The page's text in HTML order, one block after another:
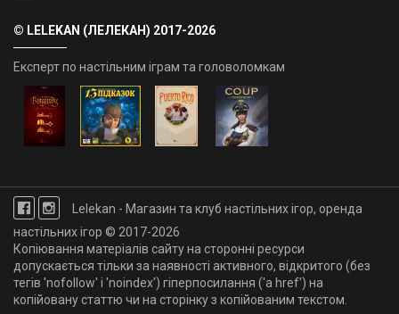
© LELEKAN (ЛЕЛЕКАН) 2017-2026
Експерт по настільним іграм та головоломкам
Lelekan - Магазин та клуб настільних ігор, оренда
настільних ігор © 2017-2026
Копіювання матеріалів сайту на сторонні ресурси
допускається тільки за наявності активного, відкритого (без
тегів 'nofollow' і 'noindex') гіперпосилання ('a href') на
копійовану статтю чи на сторінку з копійованим текстом.